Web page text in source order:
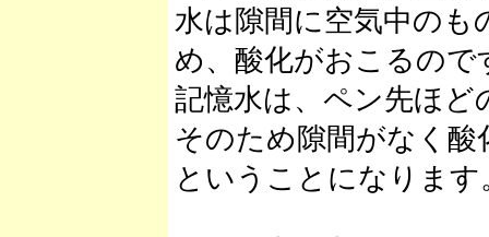
水は隙間に空気中のも
め、酸化がおこるので
記憶水は、ペン先ほど
そのため隙間がなく
ということになります